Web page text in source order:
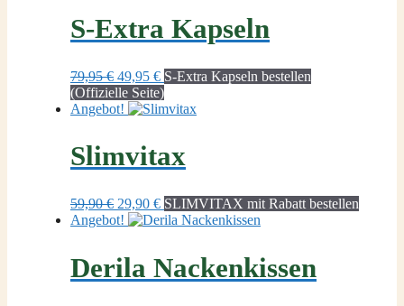
S-Extra Kapseln
79,95€ Ursprünglicher
Preis
war:
49,95 €Aktueller
Preis
ist:
S-Extra Kapseln bestellen
(Offizielle Seite)
Angebot!
Slimvitax
59,90€ Ursprünglicher
Preis
29,90 €Aktueller
Preis
SLIMVITAX mit Rabatt bestellen
Angebot!
Derila Nackenkissen